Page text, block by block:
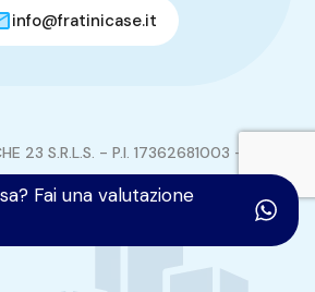
info@fratinicase.it
23 S.R.L.S. - P.I. 17362681003 - REA:
sono di proprietà di TYCHE 23
Fai una valutazione